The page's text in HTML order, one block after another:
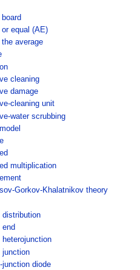
equal (AE)
average
cleaning
damage
cleaning unit
water scrubbing
multiplication
Gorkov-Khalatnikov theory
distribution
end
heterojunction
junction
junction diode